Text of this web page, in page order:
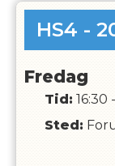
HS4 -
Fredag
Tid: 16:30
Sted: